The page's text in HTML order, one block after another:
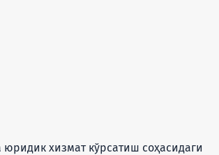
хизмат кўрсатиш соҳасидаги